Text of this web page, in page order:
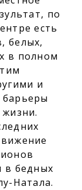
по
есть
белых,
в полном
и
в бедных
Натала.